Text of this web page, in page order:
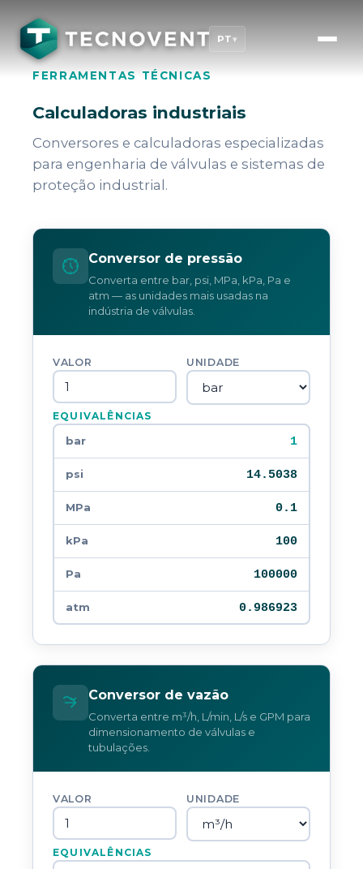
PT▾
FERRAMENTAS TÉCNICAS
Calculadoras industriais
Conversores e calculadoras especializadas
para engenharia de válvulas e sistemas de
proteção industrial.
Conversor de pressão
Converta entre bar, psi, MPa, kPa, Pa e
atm — as unidades mais usadas na
indústria de válvulas.
VALOR UNIDADE
EQUIVALÊNCIAS
bar 1
psi 14.5038
MPa 0.1
kPa 100
Pa 100000
atm 0.986923
Conversor de vazão
Converta entre m³/h, L/min, L/s e GPM para
dimensionamento de válvulas e
tubulações.
VALOR UNIDADE
EQUIVALÊNCIAS